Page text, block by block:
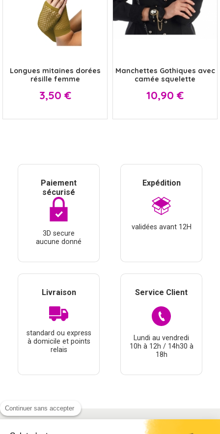
Longues mitaines dorées
résille femme
Prix
3,50 €
Manchettes Gothiques avec
camée squelette
Prix
10,90 €
Paiement
sécurisé
3D secure
aucune donné
Expédition
validées avant 12H
Livraison
standard ou express
à domicile et points
relais
Service Client
Lundi au vendredi
10h à 12h / 14h30 à
18h
Continuer sans accepter